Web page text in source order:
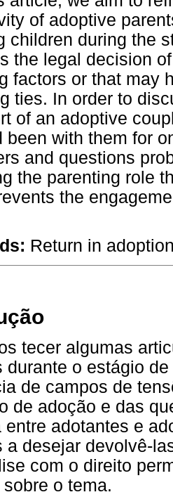
of adoptive
children during the
the legal decision
factors or that may
ties. In order to
of an adoptive
been with them for
and questions
the parenting role
the
Return in
tecer algumas
durante o estágio
de campos de
de adoção e das
entre adotantes e
a desejar devolvê-
com o direito
o tema.